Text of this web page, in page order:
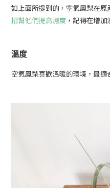
如上面所提到的，空氣鳳梨在
招幫他們提高濕度 ，記得在增
溫度
空氣鳳梨喜歡溫暖的環境，最適